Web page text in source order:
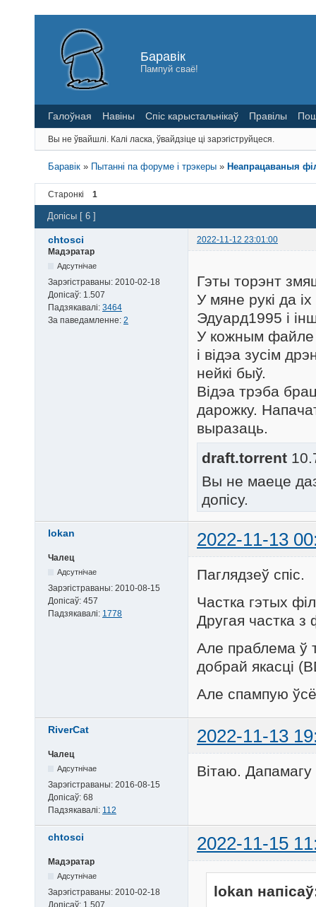
Баравік
Пампуй сваё!
Галоўная Навіны Спіс карыстальнікаў Правілы
Вы не ўвайшлі. Калі ласка, ўвайдзіце ці зарэгіструйцеся.
Баравік » Пытанні па форуме і трэкеры » Неапрацаваныя
Старонкі 1
Допісы [ 6 ]
chtosci
2022-11-12 23:01:00
Мадэратар
Адсутнічае
Зарэгістраваны: 2010-02-18
Допісаў: 1.507
Падзякавалі: 3464
За паведамленне: 2
Гэты торэнт
У мяне рукі да
Эдуард1995 і
У кожным файле
і відэа зусім
нейкі быў.
Відэа трэба
дарожку.
выразаць.
draft.torrent
Вы не маеце
допісу.
lokan 2022-11-13
Чалец
Адсутнічае
Зарэгістраваны: 2010-08-15
Допісаў: 457
Падзякавалі: 1778
Паглядзеў спіс.
Частка гэтых
Другая частка з
Але праблема ў
добрай якасці
Але спампую ўсё
RiverCat 2022-11-13
Чалец
Адсутнічае
Зарэгістраваны: 2016-08-15
Допісаў: 68
Падзякавалі: 112
Вітаю.
chtosci 2022-11-15
Мадэратар
Адсутнічае
Зарэгістраваны: 2010-02-18
Допісаў: 1.507
lokan